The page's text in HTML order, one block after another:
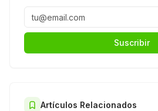
Suscribir
Artículos Relacionados